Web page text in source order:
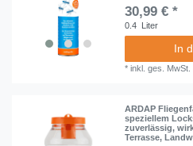
30,99 € *
0.4 Liter
In
*inkl. ges. MwSt.
ARDAP
speziellem
zuverlässig,
Terrasse,